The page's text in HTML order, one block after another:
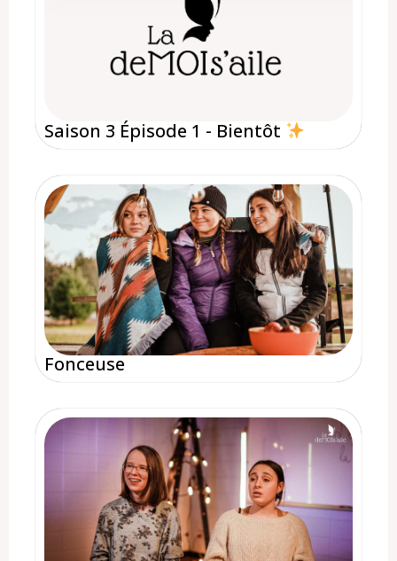
Saison 3 Épisode 1 - Bientôt
Fonceuse